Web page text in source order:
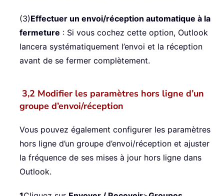
(3)Effectuer un envoi/réception automatique à la
fermeture : Si vous cochez cette option, Outlook
lancera systématiquement l’envoi et la réception
avant de se fermer complètement.
3,2 Modifier les paramètres hors ligne d’un
groupe d’envoi/réception
Vous pouvez également configurer les paramètres
hors ligne d’un groupe d’envoi/réception et ajuster
la fréquence de ses mises à jour hors ligne dans
Outlook.